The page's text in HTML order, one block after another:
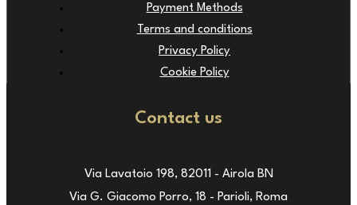
Payment Methods
Terms and conditions
Privacy Policy
Cookie Policy
Contact us
Via Lavatoio 198, 82011 - Airola BN
Via G. Giacomo Porro, 18 - Parioli, Roma